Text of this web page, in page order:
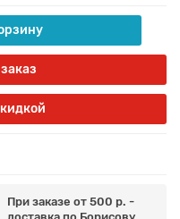
При заказе от 500 р. -